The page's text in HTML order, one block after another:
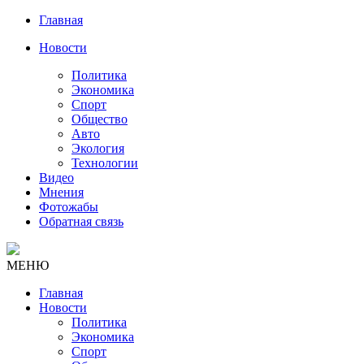
Главная
Новости
Политика
Экономика
Спорт
Общество
Авто
Экология
Технологии
Видео
Мнения
Фотожабы
Обратная связь
МЕНЮ
Главная
Новости
Политика
Экономика
Спорт